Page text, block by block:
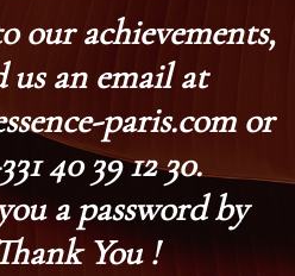
our achievements,
us an email at
paris.com or
40 39 12 30.
a password by
You !